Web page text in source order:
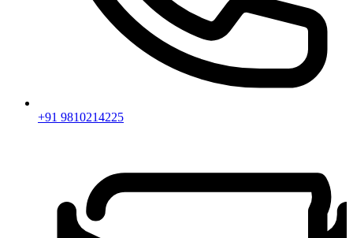
+91 9810214225